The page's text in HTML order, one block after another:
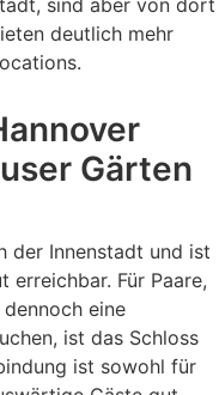
deutlich mehr
Gärten
der Innenstadt und ist
erreichbar. Für Paare,
eine
ist das Schloss
ist sowohl für